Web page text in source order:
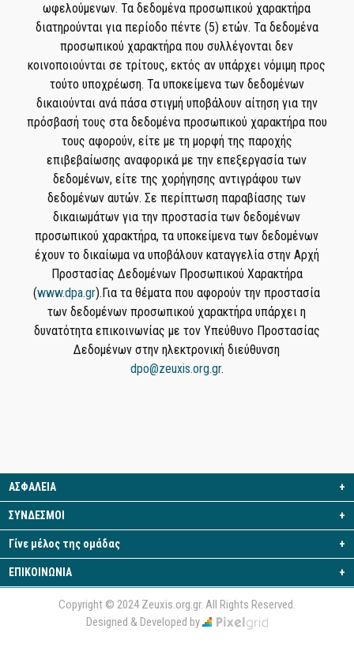
ωφελούμενων. Τα δεδομένα προσωπικού χαρακτήρα
διατηρούνται για περίοδο πέντε (5) ετών. Τα δεδομένα
προσωπικού χαρακτήρα που συλλέγονται δεν
κοινοποιούνται σε τρίτους, εκτός αν υπάρχει νόμιμη προς
τούτο υποχρέωση. Τα υποκείμενα των δεδομένων
δικαιούνται ανά πάσα στιγμή υποβάλουν αίτηση για την
πρόσβασή τους στα δεδομένα προσωπικού χαρακτήρα που
τους αφορούν, είτε με τη μορφή της παροχής
επιβεβαίωσης αναφορικά με την επεξεργασία των
δεδομένων, είτε της χορήγησης αντιγράφου των
δεδομένων αυτών. Σε περίπτωση παραβίασης των
δικαιωμάτων για την προστασία των δεδομένων
προσωπικού χαρακτήρα, τα υποκείμενα των δεδομένων
έχουν το δικαίωμα να υποβάλουν καταγγελία στην Αρχή
Προστασίας Δεδομένων Προσωπικού Χαρακτήρα
(www.dpa.gr).Για τα θέματα που αφορούν την προστασία
των δεδομένων προσωπικού χαρακτήρα υπάρχει η
δυνατότητα επικοινωνίας με τον Υπεύθυνο Προστασίας
Δεδομένων στην ηλεκτρονική διεύθυνση
dpo@zeuxis.org.gr.
ΑΣΦΑΛΕΙΑ +
ΣΥΝΔΕΣΜΟΙ +
Γίνε μέλος της ομάδας +
ΕΠΙΚΟΙΝΩΝΙΑ +
Copyright © 2024 Zeuxis.org.gr. All Rights Reserved.
Designed & Developed by